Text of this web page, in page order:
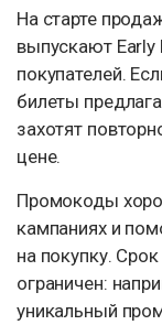
На старте
выпускают
покупателей.
билеты
захотят
цене.
Промокоды
кампаниях и
на покупку.
ограничен:
уникальный